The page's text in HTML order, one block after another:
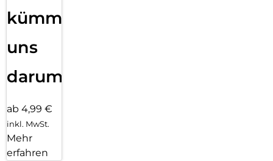
kümmern
uns
darum!
ab 4,99 €
inkl. MwSt.
Mehr
erfahren